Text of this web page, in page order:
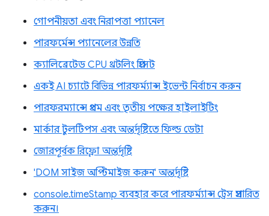
গোপনীয়তা এবং নিরাপত্তা প্যানেল
পারফর্মেন্স প্যানেলের উন্নতি
ক্যালিব্রেটেড CPU থ্রটলিং প্রিসেট
একই AI চ্যাটে বিভিন্ন পারফর্ম্যান্স ইভেন্ট নির্বাচন করুন
পারফরম্যান্সে প্রথম এবং তৃতীয় পক্ষের হাইলাইটিং
মার্কার টুলটিপস এবং অন্তর্দৃষ্টিতে ফিল্ড ডেটা
জোরপূর্বক রিফ্লো অন্তর্দৃষ্টি
'DOM সাইজ অপ্টিমাইজ করুন' অন্তর্দৃষ্টি
console.timeStamp ব্যবহার করে পারফর্ম্যান্স ট্রেস প্রসারিত
করুন।